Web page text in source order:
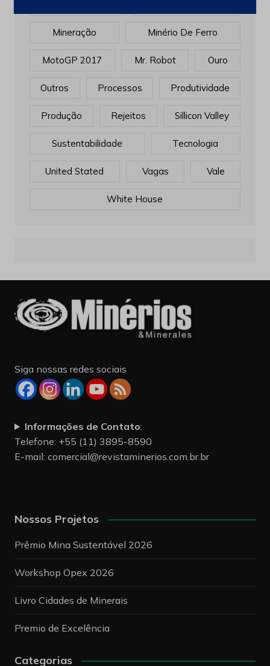
Mineração Minério De Ferro
MotoGP 2017 Mr. Robot Ouro
Outros Processos Produtividade
Produção Rejeitos Sillicon Valley
Sustentabilidade Tecnologia
United Stated Vagas Vale
White House
Siga nossas redes sociais
Informações de Contato:
Telefone: +55 (11) 3895-8590
E-mail: comercial@revistaminerios.com.br.br
Nossos Projetos
Prêmio Mina Sustentável 2026
Workshop Opex 2026
Livro Cidades de Minerais
Premio de Excelência
Categorias